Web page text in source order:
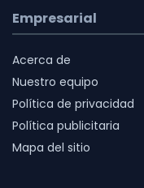
Empresarial
Acerca de
Nuestro equipo
Política de privacidad
Política publicitaria
Mapa del sitio